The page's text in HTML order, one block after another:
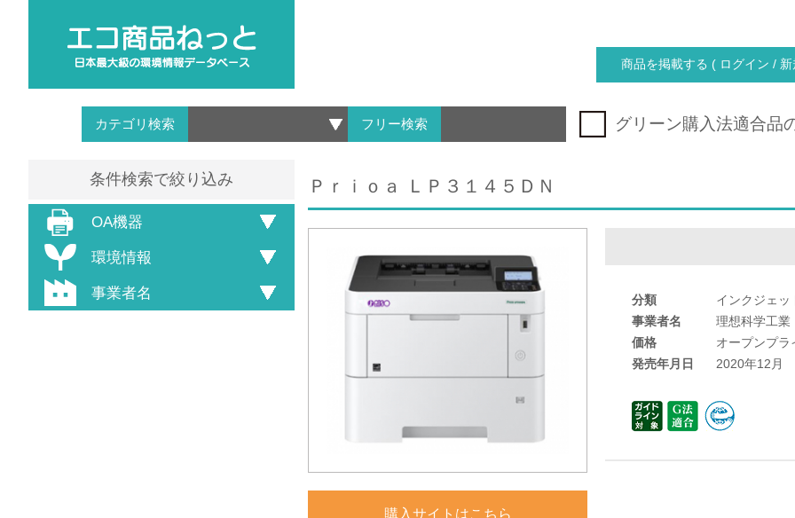
商品を掲載する ( ログイン / 新
カテゴリ検索 フリー検索 グリーン購入法適合品
条件検索で絞り込み
OA機器
環境情報
事業者名
Ｐｒｉｏａ ＬＰ３１４５ＤＮ
購入サイトはこちら
分類
インクジェッ
事業者名
理想科学工業
価格
オープンプラ
発売年月日
2020年12月